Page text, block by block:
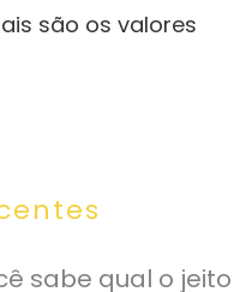
são os valores